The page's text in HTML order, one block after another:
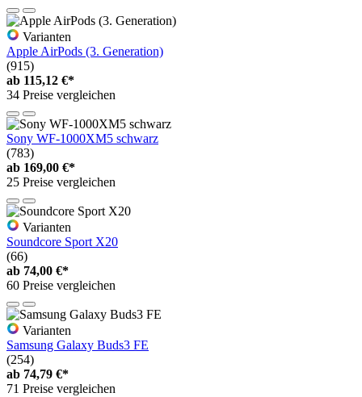
Varianten
Apple AirPods (3. Generation)
(915)
ab 115,12 €*
34 Preise vergleichen
Sony WF-1000XM5 schwarz
(783)
ab 169,00 €*
25 Preise vergleichen
Varianten
Soundcore Sport X20
(66)
ab 74,00 €*
60 Preise vergleichen
Varianten
Samsung Galaxy Buds3 FE
(254)
ab 74,79 €*
71 Preise vergleichen